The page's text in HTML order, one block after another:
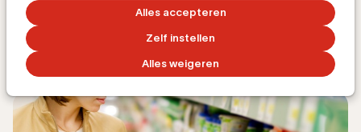
Simone Ruseler, Knowledge Manager
5 SEPTEMBER 2014
Alles accepteren
Zelf instellen
Alles weigeren